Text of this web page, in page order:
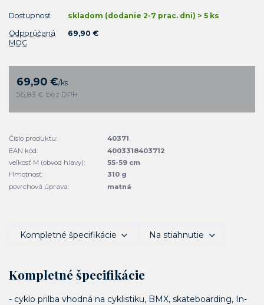
Dostupnosť
skladom (dodanie 2-7 prac. dni) > 5 ks
Odporúčaná
MOC
69,90 €
69,90 €/ks
56,83 € bez DPH
Číslo produktu:
40371
EAN kód:
4003318403712
veľkosť M (obvod hlavy):
55-59 cm
Hmotnosť:
310 g
povrchová úprava:
matná
Kompletné špecifikácie Na stiahnutie
Kompletné špecifikácie
- cyklo prilba vhodná na cyklistiku, BMX, skateboarding, In-